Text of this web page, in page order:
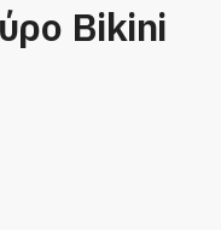
Bikini